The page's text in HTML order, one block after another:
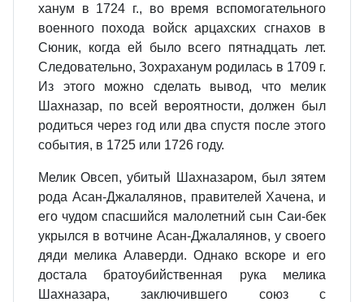
ханум в 1724 г., во время вспомогательного
военного похода войск арцахских сгнахов в
Сюник, когда ей было всего пятнадцать лет.
Следовательно, Зохраханум родилась в 1709 г.
Из этого можно сделать вывод, что мелик
Шахназар, по всей вероятности, должен был
родиться через год или два спустя после этого
события, в 1725 или 1726 году.
Мелик Овсеп, убитый Шахназаром, был зятем
рода Асан-Джалалянов, правителей Хачена, и
его чудом спасшийся малолетний сын Саи-бек
укрылся в вотчине Асан-Джалалянов, у своего
дяди мелика Алаверди. Однако вскоре и его
достала братоубийственная рука мелика
Шахназара, заключившего союз с